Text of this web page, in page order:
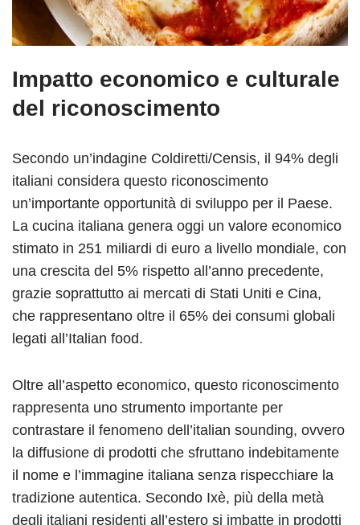
Impatto economico e culturale
del riconoscimento
Secondo un’indagine Coldiretti/Censis, il 94% degli
italiani considera questo riconoscimento
un’importante opportunità di sviluppo per il Paese.
La cucina italiana genera oggi un valore economico
stimato in 251 miliardi di euro a livello mondiale, con
una crescita del 5% rispetto all’anno precedente,
grazie soprattutto ai mercati di Stati Uniti e Cina,
che rappresentano oltre il 65% dei consumi globali
legati all’Italian food.
Oltre all’aspetto economico, questo riconoscimento
rappresenta uno strumento importante per
contrastare il fenomeno dell’italian sounding, ovvero
la diffusione di prodotti che sfruttano indebitamente
il nome e l’immagine italiana senza rispecchiare la
tradizione autentica. Secondo Ixè, più della metà
degli italiani residenti all’estero si imbatte in prodotti